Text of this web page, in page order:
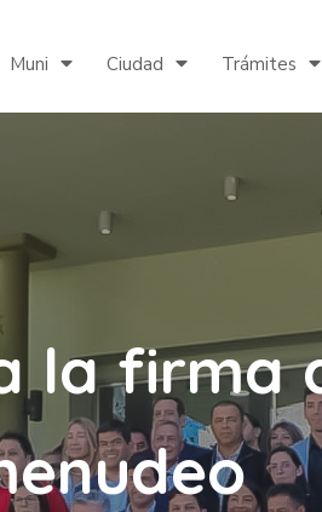
Muni Ciudad Trámites
la firma